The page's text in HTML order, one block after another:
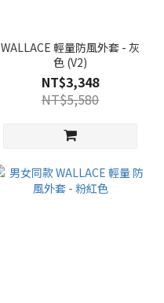
WALLACE 輕量防風外套 - 灰
色 (V2)
NT$3,348
NT$5,580